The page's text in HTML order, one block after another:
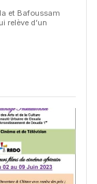
et Bafoussam
relève d’un